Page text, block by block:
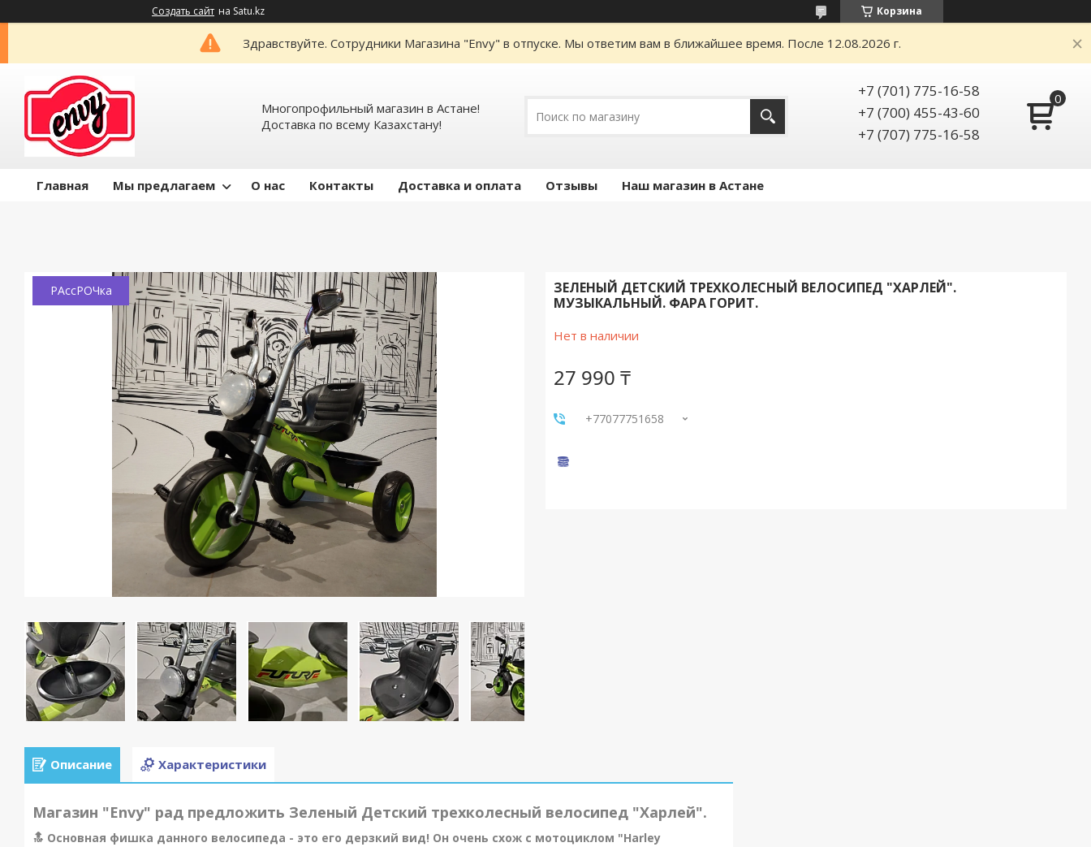
Создать сайт на Satu.kz Корзина
Здравствуйте. Сотрудники Магазина "Envy" в отпуске. Мы ответим вам в ближайшее время. После 12.08.2026 г.
Многопрофильный магазин в Астане!
Доставка по всему Казахстану!
+7 (701) 775-16-58
+7 (700) 455-43-60
+7 (707) 775-16-58
Главная Мы предлагаем О нас Контакты Доставка и оплата Отзывы Наш магазин в Астане
РАссРОЧка
ЗЕЛЕНЫЙ ДЕТСКИЙ ТРЕХКОЛЕСНЫЙ ВЕЛОСИПЕД "ХАРЛЕЙ".
МУЗЫКАЛЬНЫЙ. ФАРА ГОРИТ.
Нет в наличии
27 990 ₸
+77077751658
Описание Характеристики
Магазин "Envy" рад предложить Зеленый Детский трехколесный велосипед "Харлей".
🔝 Основная фишка данного велосипеда - это его дерзкий вид! Он очень схож с мотоциклом "Harley